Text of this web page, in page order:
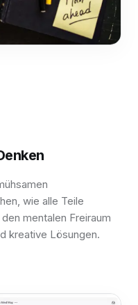
wie alle Teile
mentalen Freiraum
kreative Lösungen.